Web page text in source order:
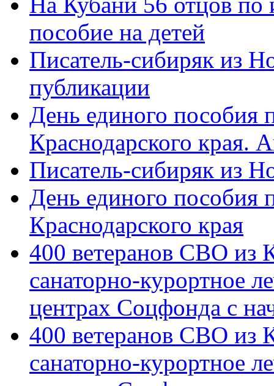
пособие на детей
Писатель-сибиряк из
публикации
День единого пособия
Краснодарского края.
Писатель-сибиряк из
День единого пособия
Краснодарского края
400 ветеранов СВО из
санаторно-курортное
центрах Соцфонда с
400 ветеранов СВО из
санаторно-курортное